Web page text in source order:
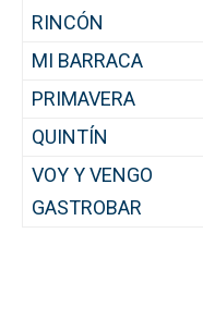
RINCÓN
MI BARRACA
PRIMAVERA
QUINTÍN
VOY Y VENGO
GASTROBAR